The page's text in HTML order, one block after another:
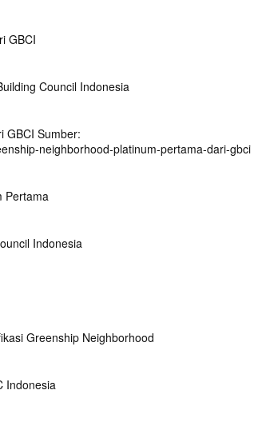
GBCI
Council Indonesia
GBCI Sumber:
neighborhood-platinum-pertama-dari-gbci
Pertama
Indonesia
Greenship Neighborhood
Indonesia